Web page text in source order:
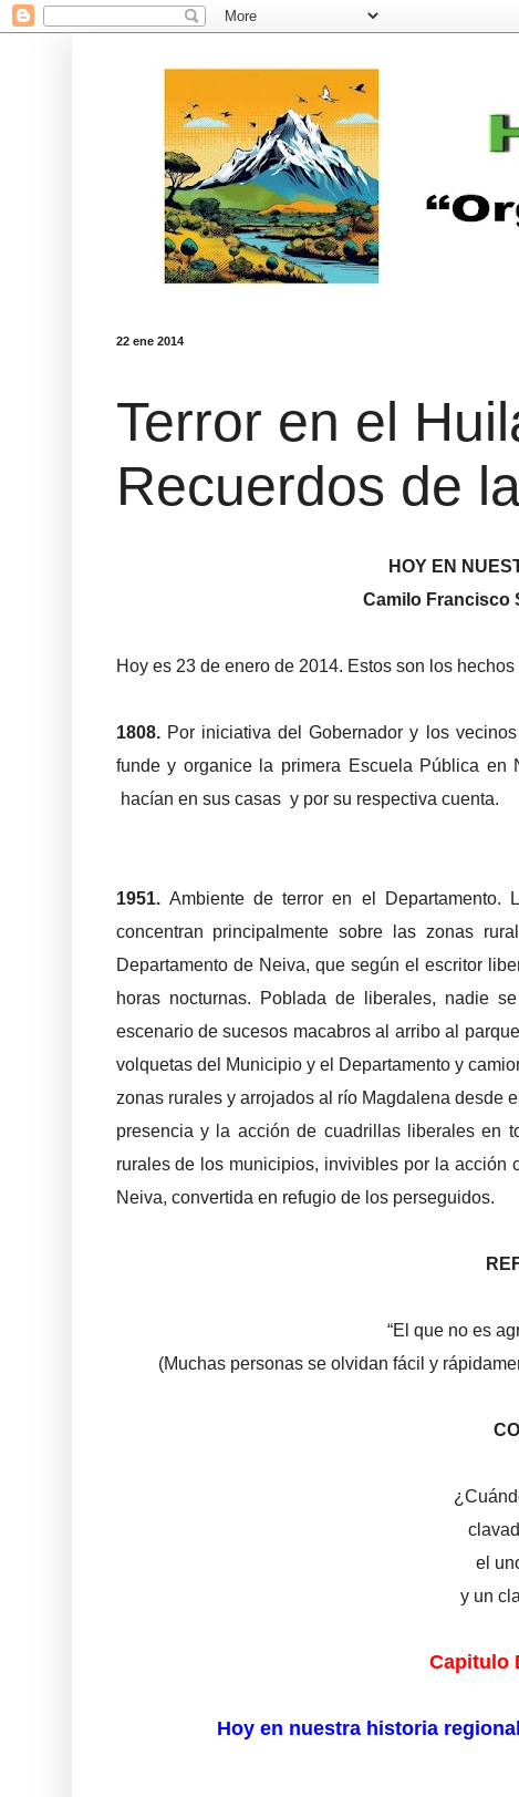
22 ene 2014
Terror en el
Recuerdos de
HOY EN
Camilo Francisco
Hoy es 23 de enero de 2014. Estos son los
1808. Por iniciativa del Gobernador y los
funde y organice la primera Escuela Pública
hacían en sus casas y por su respectiva cuenta.
1951. Ambiente de terror en el Departamento.
concentran principalmente sobre las zonas
Departamento de Neiva, que según el escritor
horas nocturnas. Poblada de liberales, nadie
escenario de sucesos macabros al arribo al
volquetas del Municipio y el Departamento y
zonas rurales y arrojados al río Magdalena desde
presencia y la acción de cuadrillas liberales en
rurales de los municipios, invivibles por la acción
Neiva, convertida en refugio de los perseguidos.
“El que no es
(Muchas personas se olvidan fácil y
el
y un
Capitulo
Hoy en nuestra historia